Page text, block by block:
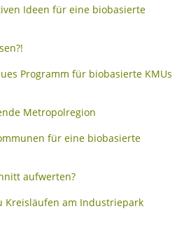
Ideen für eine biobasierte
Programm für biobasierte KMUs
Metropolregion
für eine biobasierte
aufwerten?
Kreisläufen am Industriepark